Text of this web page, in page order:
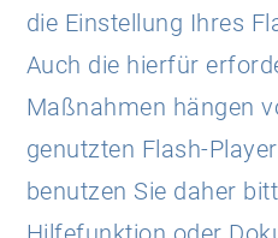
die Einstellung Ihres
Auch die hierfür
Maßnahmen hängen
genutzten Flash-
benutzen Sie daher